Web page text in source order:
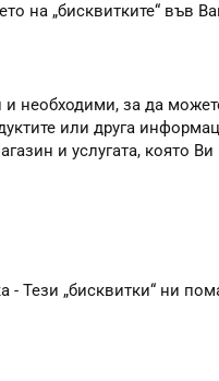
на „бисквитките“ във
необходими, за да
или друга
и услугата, която
- Тези „бисквитки“ ни